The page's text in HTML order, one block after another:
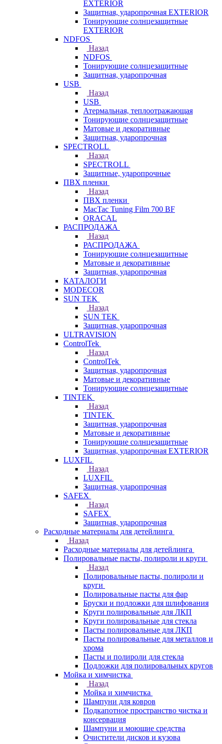
EXTERIOR
Защитная, ударопрочная EXTERIOR
Тонирующие солнцезащитные
EXTERIOR
NDFOS
Назад
NDFOS
Тонирующие солнцезащитные
Защитная, ударопрочная
USB
Назад
USB
Атермальная, теплоотражающая
Тонирующие солнцезащитные
Матовые и декоративные
Защитная, ударопрочная
SPECTROLL
Назад
SPECTROLL
Защитные, ударопрочные
ПВХ пленки
Назад
ПВХ пленки
MacTac Tuning Film 700 BF
ORACAL
РАСПРОДАЖА
Назад
РАСПРОДАЖА
Тонирующие солнцезащитные
Матовые и декоративные
Защитная, ударопрочная
КАТАЛОГИ
MODECOR
SUN TEK
Назад
SUN TEK
Защитная, ударопрочная
ULTRAVISION
ControlTek
Назад
ControlTek
Защитная, ударопрочная
Матовые и декоративные
Тонирующие солнцезащитные
TINTEK
Назад
TINTEK
Защитная, ударопрочная
Матовые и декоративные
Тонирующие солнцезащитные
Защитная, ударопрочная EXTERIOR
LUXFIL
Назад
LUXFIL
Защитная, ударопрочная
SAFEX
Назад
SAFEX
Защитная, ударопрочная
Расходные материалы для детейлинга
Назад
Расходные материалы для детейлинга
Полировальные пасты, полироли и круги
Назад
Полировальные пасты, полироли и
круги
Полировальные пасты для фар
Бруски и подложки для шлифования
Круги полировальные для ЛКП
Круги полировальные для стекла
Пасты полировальные для ЛКП
Пасты полировальные для металлов и
хрома
Пасты и полироли для стекла
Подложки для полировальных кругов
Мойка и химчистка
Назад
Мойка и химчистка
Шампуни для ковров
Подкапотное пространство чистка и
консервация
Шампуни и моющие средства
Очистители дисков и кузова